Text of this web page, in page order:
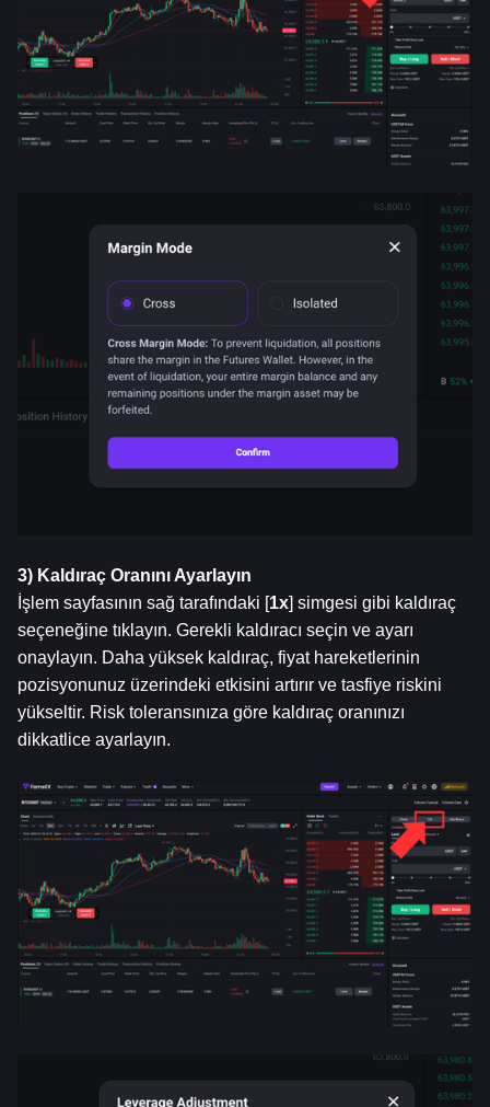
3) Kaldıraç Oranını Ayarlayın
İşlem sayfasının sağ tarafındaki [1x] simgesi gibi kaldıraç
seçeneğine tıklayın. Gerekli kaldıracı seçin ve ayarı
onaylayın. Daha yüksek kaldıraç, fiyat hareketlerinin
pozisyonunuz üzerindeki etkisini artırır ve tasfiye riskini
yükseltir. Risk toleransınıza göre kaldıraç oranınızı
dikkatlice ayarlayın.